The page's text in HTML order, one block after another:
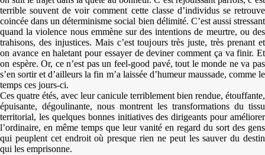
terrible souvent de voir comment cette classe d’individus se retrouve
coincée dans un déterminisme social bien délimité. C’est aussi stressant
quand la violence nous emmène sur des intentions de meurtre, ou des
trahisons, des injustices. Mais c’est toujours très juste, très prenant et
on avance en haletant pour essayer de deviner comment ça va finir. Et
on espère. Or, ce n’est pas un feel-good pavé, tout le monde ne va pas
s’en sortir et d’ailleurs la fin m’a laissée d’humeur maussade, comme le
temps ces jours-ci.
Ces quatre étés, avec leur canicule terriblement bien rendue, étouffante,
épuisante, dégoulinante, nous montrent les transformations du tissu
territorial, les quelques bonnes initiatives des dirigeants pour améliorer
l’ordinaire, en même temps que leur vanité en regard du sort des gens
qui peuplent cet endroit où presque rien ne peut les sauver du destin
qui les emprisonne.